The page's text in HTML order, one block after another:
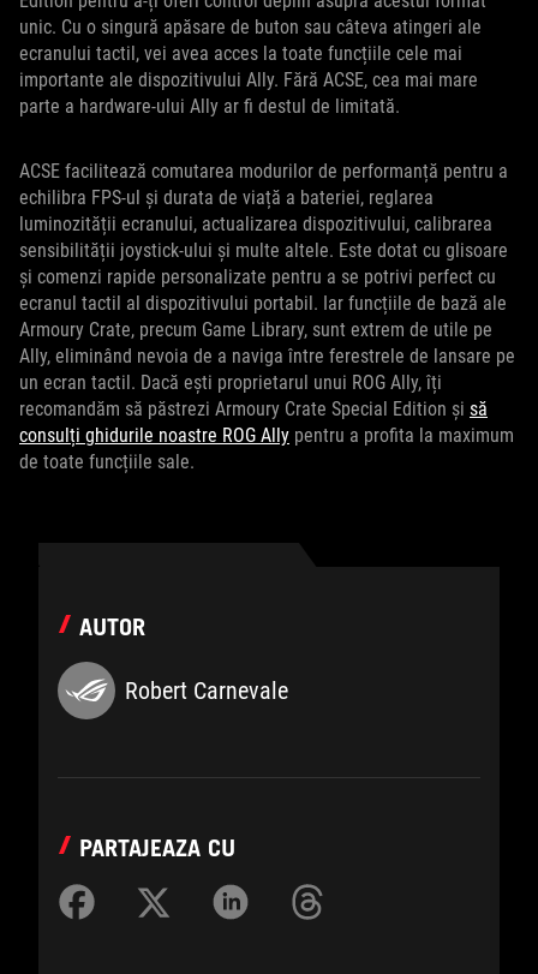
unic. Cu o singură apăsare de buton sau câteva atingeri ale
ecranului tactil, vei avea acces la toate funcțiile cele mai
importante ale dispozitivului Ally. Fără ACSE, cea mai mare
parte a hardware-ului Ally ar fi destul de limitată.
ACSE facilitează comutarea modurilor de performanță pentru a
echilibra FPS-ul și durata de viață a bateriei, reglarea
luminozității ecranului, actualizarea dispozitivului, calibrarea
sensibilității joystick-ului și multe altele. Este dotat cu glisoare
și comenzi rapide personalizate pentru a se potrivi perfect cu
ecranul tactil al dispozitivului portabil. Iar funcțiile de bază ale
Armoury Crate, precum Game Library, sunt extrem de utile pe
Ally, eliminând nevoia de a naviga între ferestrele de lansare pe
un ecran tactil. Dacă ești proprietarul unui ROG Ally, îți
recomandăm să păstrezi Armoury Crate Special Edition și să
consulți ghidurile noastre ROG Ally pentru a profita la maximum
de toate funcțiile sale.
AUTOR
Robert Carnevale
PARTAJEAZA CU